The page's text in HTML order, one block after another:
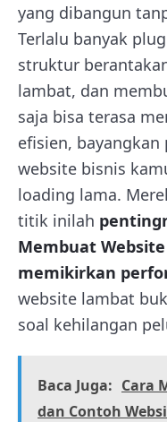
yang dibangun
Terlalu banyak
struktur
lambat, dan
saja bisa terasa
efisien,
website bisnis
loading lama.
titik inilah
Membuat
memikirkan
website lambat
soal kehilangan
Baca Juga: Cara
dan Contoh